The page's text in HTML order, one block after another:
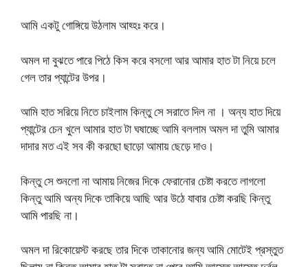
আমি একটু গোঙ্গিয়ে উঠলাম আহ্হঃ করে।
অমল দা বুঝতে পারে পিঠে কিস করে বসলো আর আমার হাত টা নিয়ে চলে
গেল তার প্যান্টের উপর।
আমি হাত সরিয়ে নিতে চাইলাম কিন্তু সে সরাতে দিল না । অন্য হাত দিয়ে
প্যান্টের চেন খুলে আমার হাত টা ঘষাচ্ছে আমি বললাম অমল দা তুমি আমার
দাদার মত এই সব কী করছো ছাড়ো আমায় ছেড়ে দাও।
কিন্তু সে শুনলো না আমায় নিজের দিকে ফেরানোর চেষ্টা করতে লাগলো
কিন্তু আমি অন্য দিকে তাকিয়ে আছি আর উঠে যাবার চেষ্টা করছি কিন্তু
আমি পারছি না।
অমল দা রিকোয়েস্ট করছে তার দিকে তাকানোর জন্য আমি মোটেই প্রস্তুত